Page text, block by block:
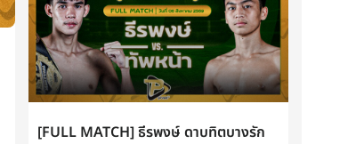
[FULL MATCH] ธีรพงษ์ ดาบทิตบางรัก